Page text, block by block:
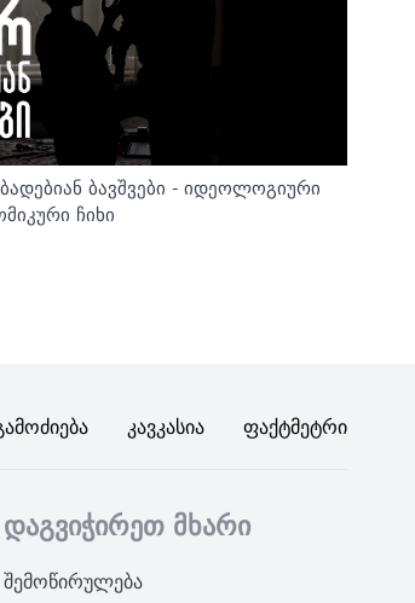
ბავშვები - იდეოლოგიური
ჩიხი
Კავკასია Ფაქტმეტრი
დაგვიჭირეთ მხარი
შემოწირულება